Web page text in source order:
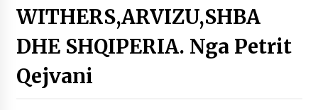
Gazeta Kallarati nr. 118
07/07/2026
SI U ARRIT TË REALIZOHEJ PERLA FOLKLORIKE
“JANINËS Ç’I PANË SYTË”
WITHERS,ARVIZU,SHBA
DHE SHQIPERIA. Nga Petrit
Qejvani